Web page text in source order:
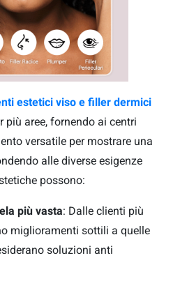
estetici viso e filler dermici
aree, fornendo ai centri
versatile per mostrare una
alle diverse esigenze
possono:
più vasta: Dalle clienti più
miglioramenti sottili a quelle
soluzioni anti